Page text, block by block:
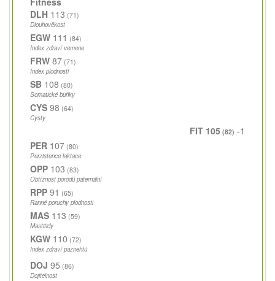
DLH 113 (71)
Dlouhověkost
EGW 111 (84)
Index zdraví vemene
FRW 87(71)
Index plodnosti
SB 108 (80)
Somatické buňky
CYS 98 (64)
Cysty
FIT 105 (82) -1
PER 107(80)
Perzistence laktace
OPP 103 (83)
Obtížnost porodů paternální
RPP 91 (65)
Ranné poruchy plodnosti
MAS 113 (59)
Mastitidy
KGW 110 (72)
Index zdraví paznehtů
DOJ 95 (86)
Dojitelnost